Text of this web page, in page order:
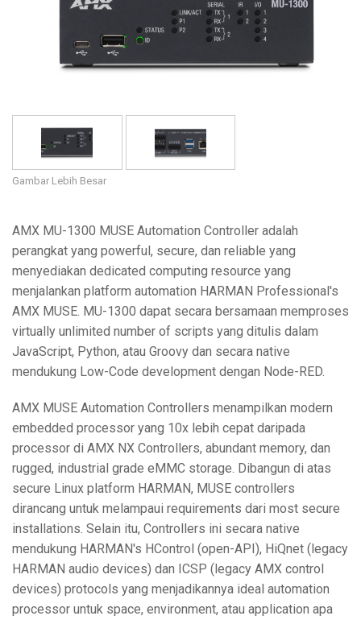
Bahasa/Wilayah
Gambar Lebih Besar
AMX MU-1300 MUSE Automation Controller adalah
perangkat yang powerful, secure, dan reliable yang
menyediakan dedicated computing resource yang
menjalankan platform automation HARMAN Professional's
AMX MUSE. MU-1300 dapat secara bersamaan memproses
virtually unlimited number of scripts yang ditulis dalam
JavaScript, Python, atau Groovy dan secara native
mendukung Low-Code development dengan Node-RED.
AMX MUSE Automation Controllers menampilkan modern
embedded processor yang 10x lebih cepat daripada
processor di AMX NX Controllers, abundant memory, dan
rugged, industrial grade eMMC storage. Dibangun di atas
secure Linux platform HARMAN, MUSE controllers
dirancang untuk melampaui requirements dari most secure
installations. Selain itu, Controllers ini secara native
mendukung HARMAN's HControl (open-API), HiQnet (legacy
HARMAN audio devices) dan ICSP (legacy AMX control
devices) protocols yang menjadikannya ideal automation
processor untuk space, environment, atau application apa